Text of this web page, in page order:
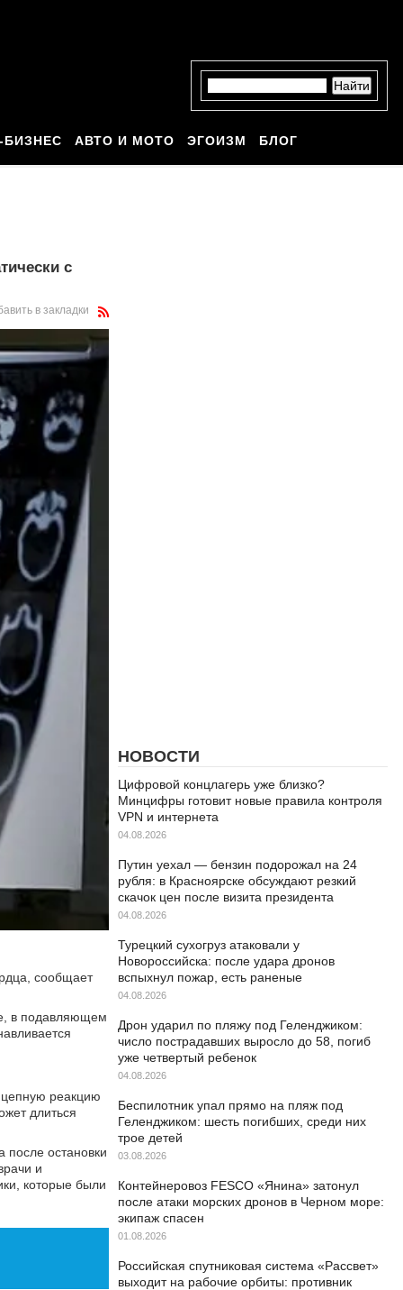
АВТО И МОТО ЭГОИЗМ БЛОГ
с
в закладки
сообщает
в подавляющем
цепную реакцию
длиться
после остановки
и
которые были
НОВОСТИ
Цифровой концлагерь уже близко?
Минцифры готовит новые правила контроля
VPN и интернета
04.08.2026
Путин уехал — бензин подорожал на 24
рубля: в Красноярске обсуждают резкий
скачок цен после визита президента
04.08.2026
Турецкий сухогруз атаковали у
Новороссийска: после удара дронов
вспыхнул пожар, есть раненые
04.08.2026
Дрон ударил по пляжу под Геленджиком:
число пострадавших выросло до 58, погиб
уже четвертый ребенок
04.08.2026
Беспилотник упал прямо на пляж под
Геленджиком: шесть погибших, среди них
трое детей
03.08.2026
Контейнеровоз FESCO «Янина» затонул
после атаки морских дронов в Черном море:
экипаж спасен
01.08.2026
Российская спутниковая система «Рассвет»
выходит на рабочие орбиты: противник